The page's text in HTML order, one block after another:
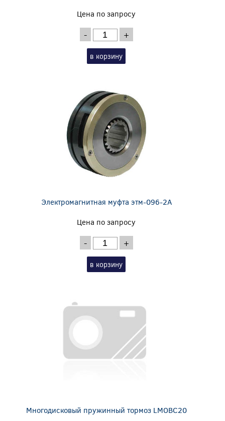
Цена по запросу
- +
в корзину
Электромагнитная муфта этм-096-2А
Цена по запросу
- +
в корзину
Многодисковый пружинный тормоз LMOBC20